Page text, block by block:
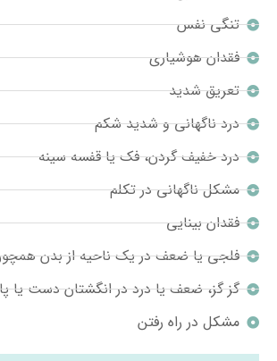
تنگی نفس
فقدان هوشیاری
تعریق شدید
درد ناگهانی و شدید شکم
درد خفیف گردن، فک یا قفسه سینه
مشکل ناگهانی در تکلم
فقدان بینایی
فلجی یا ضعف در یک ناحیه از بدن
گز گز، ضعف یا درد در انگشتان دست یا
مشکل در راه رفتن